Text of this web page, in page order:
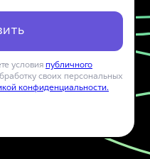
условия публичного
своих персональных
конфиденциальности.